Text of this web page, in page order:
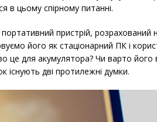
в цьому спірному питанні.
пристрій,
його як стаціонарний ПК і
це для акумулятора? Чи варто
існують дві протилежні думки.